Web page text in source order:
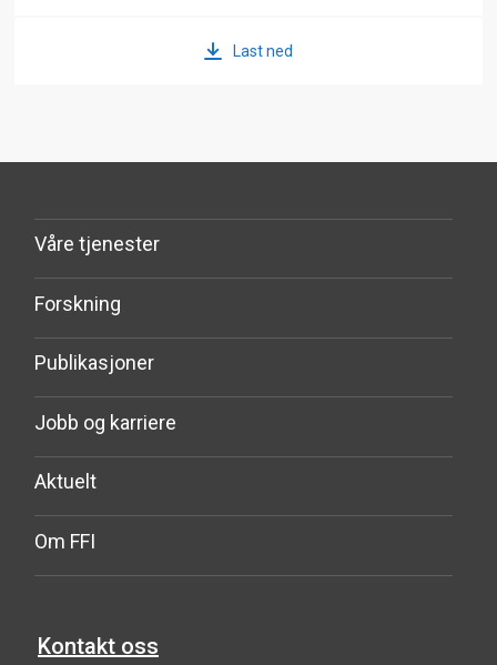
Last ned
Våre tjenester
Forskning
Publikasjoner
Jobb og karriere
Aktuelt
Om FFI
Kontakt oss